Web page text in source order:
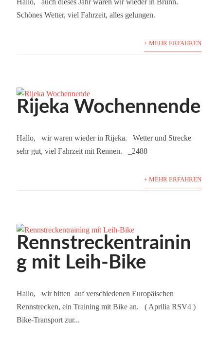
Hallo, auch dieses Jahr waren wir wieder in Brünn.
Schönes Wetter, viel Fahrzeit, alles gelungen.
+ MEHR ERFAHREN
Rijeka Wochennende
Hallo, wir waren wieder in Rijeka. Wetter und Strecke
sehr gut, viel Fahrzeit mit Rennen. _2488
+ MEHR ERFAHREN
Rennstreckentrainin
g mit Leih-Bike
Hallo, wir bitten auf verschiedenen Europäischen
Rennstrecken, ein Training mit Bike an. ( Aprilia RSV4 )
Bike-Transport zur...